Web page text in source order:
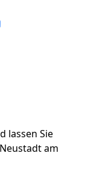
lassen Sie
am